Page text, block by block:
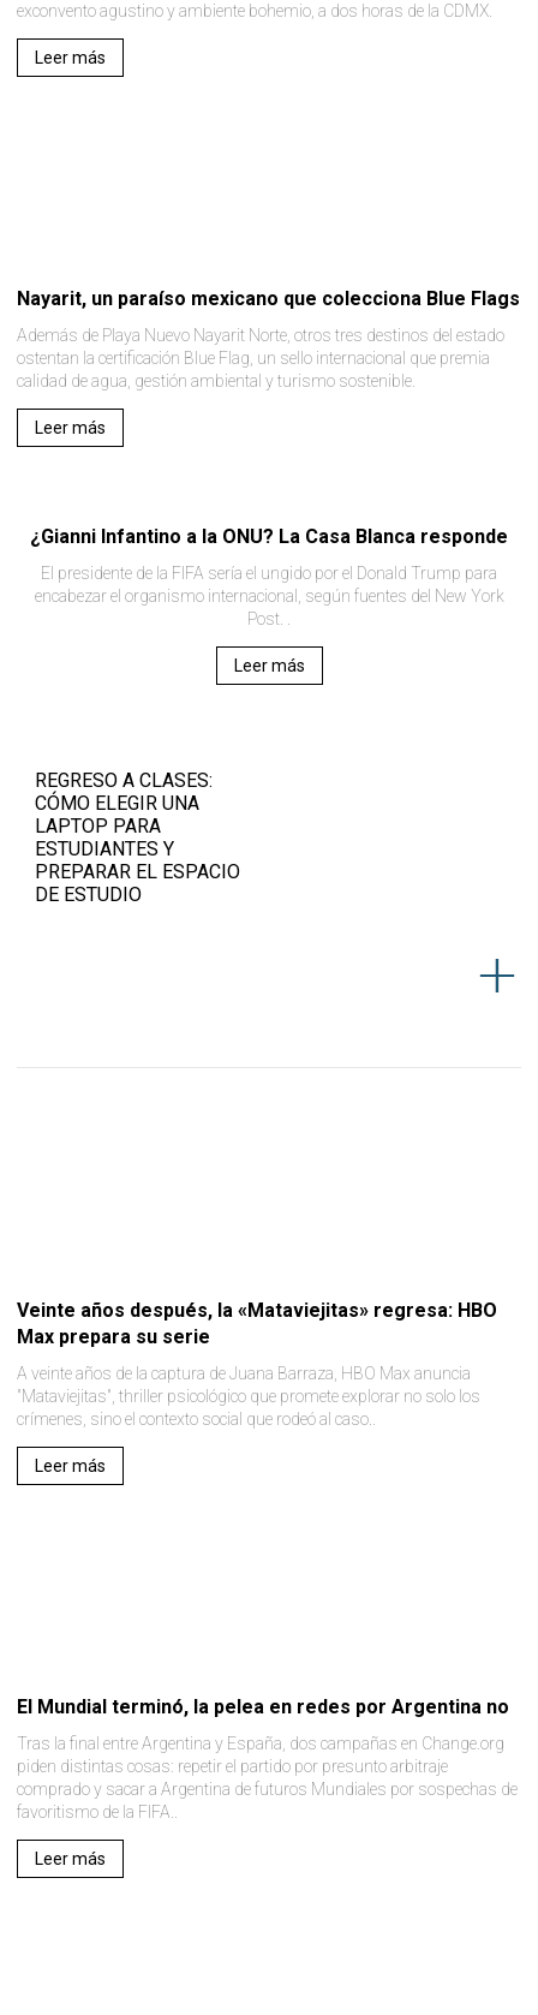
exconvento agustino y ambiente bohemio, a dos horas de la CDMX.
Leer más
Nayarit, un paraíso mexicano que colecciona Blue Flags
Además de Playa Nuevo Nayarit Norte, otros tres destinos del estado
ostentan la certificación Blue Flag, un sello internacional que premia
calidad de agua, gestión ambiental y turismo sostenible.
Leer más
¿Gianni Infantino a la ONU? La Casa Blanca responde
El presidente de la FIFA sería el ungido por el Donald Trump para
encabezar el organismo internacional, según fuentes del New York
Post. .
Leer más
REGRESO A CLASES:
CÓMO ELEGIR UNA
LAPTOP PARA
ESTUDIANTES Y
PREPARAR EL ESPACIO
DE ESTUDIO
Veinte años después, la «Mataviejitas» regresa: HBO
Max prepara su serie
A veinte años de la captura de Juana Barraza, HBO Max anuncia
"Mataviejitas", thriller psicológico que promete explorar no solo los
crímenes, sino el contexto social que rodeó al caso..
Leer más
El Mundial terminó, la pelea en redes por Argentina no
Tras la final entre Argentina y España, dos campañas en Change.org
piden distintas cosas: repetir el partido por presunto arbitraje
comprado y sacar a Argentina de futuros Mundiales por sospechas de
favoritismo de la FIFA..
Leer más